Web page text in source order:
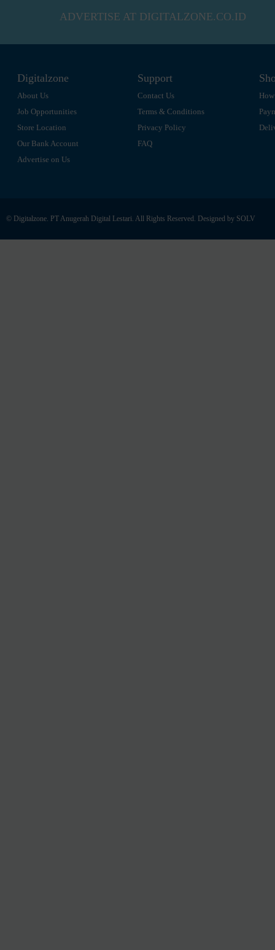
ADVERTISE AT DIGITALZONE.CO.ID
Digitalzone
About Us
Job Opportunities
Store Location
Our Bank Account
Advertise on Us
Support
Contact Us
Terms & Conditions
Privacy Policy
FAQ
© Digitalzone. PT Anugerah Digital Lestari. All Rights Reserved. Designed by SOLV